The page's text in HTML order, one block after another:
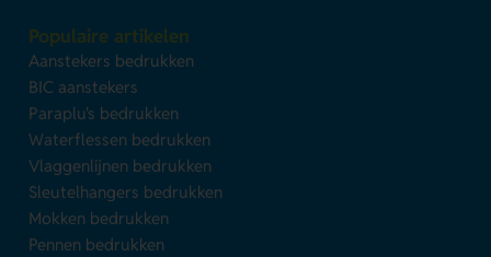
Populaire artikelen
Aanstekers bedrukken
BIC aanstekers
Paraplu's bedrukken
Waterflessen bedrukken
Vlaggenlijnen bedrukken
Sleutelhangers bedrukken
Mokken bedrukken
Pennen bedrukken